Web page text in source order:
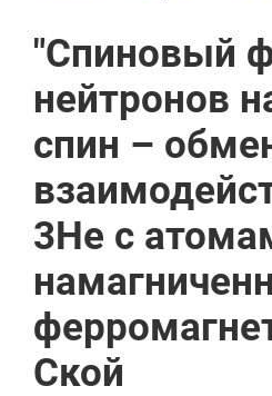
"Спиновый
нейтронов
спин –
3Не с
Ской